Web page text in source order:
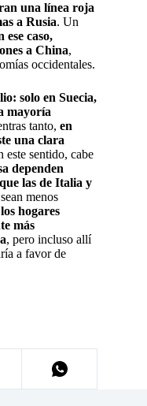
una línea roja
a Rusia. Un
ese caso,
a China,
occidentales.
solo en Suecia,
mayoría
tanto, en
una clara
este sentido, cabe
dependen
las de Italia y
menos
los hogares
más
, pero incluso allí
a favor de